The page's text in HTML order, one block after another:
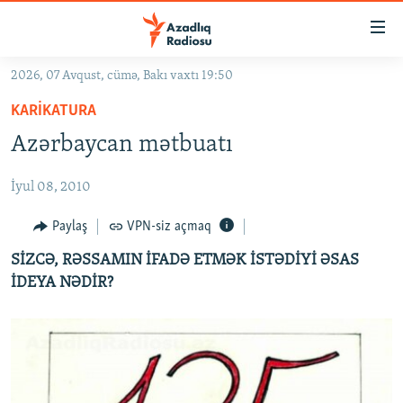
Əsas
qayıt
Əsas
naviqasiyaya
qayıt
GÜNDƏM
#İZAHLA
KORRUPSIOMETR
#ƏSLINDƏ
FƏRQƏ BAX
QANUNI DOĞRU
ARAŞDIRMA
2026, 07 Avqust, cümə, Bakı vaxtı 19:50
KARIKATURA
Azərbaycan mətbuatı
İyul 08, 2010
Paylaş VPN-siz açmaq
SİZCƏ, RƏSSAMIN İFADƏ ETMƏK İSTƏDİYİ ƏSAS
İDEYA NƏDİR?